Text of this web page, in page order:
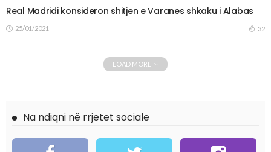
Real Madridi konsideron shitjen e Varanes shkaku i Alabas
25/01/2021 32
LOAD MORE
Na ndiqni në rrjetet sociale